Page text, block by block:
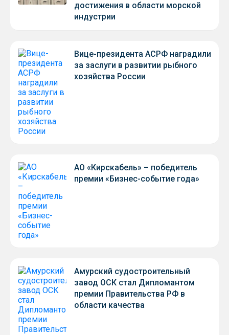
достижения в области морской
индустрии
Вице-президента АСРФ наградили
за заслуги в развитии рыбного
хозяйства России
АО «Кирскабель» – победитель
премии «Бизнес-событие года»
Амурский судостроительный
завод ОСК стал Дипломантом
премии Правительства РФ в
области качества